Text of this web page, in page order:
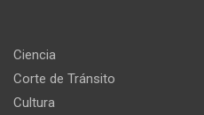
Ciencia
Corte de Tránsito
Cultura